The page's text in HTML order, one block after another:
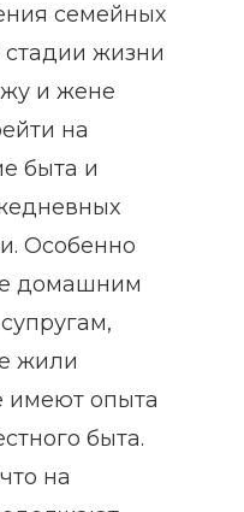
семейных
жизни
и жене
на
быта и
Особенно
домашним
жили
имеют опыта
быта.
на